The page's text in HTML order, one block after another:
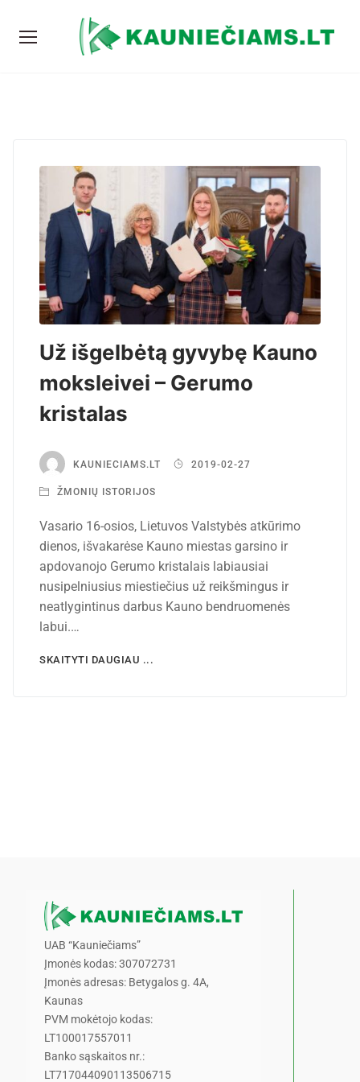
Už išgelbėtą gyvybę Kauno
moksleivei – Gerumo
kristalas
KAUNIECIAMS.LT 2019-02-27
ŽMONIŲ ISTORIJOS
Vasario 16-osios, Lietuvos Valstybės atkūrimo
dienos, išvakarėse Kauno miestas garsino ir
apdovanojo Gerumo kristalais labiausiai
nusipelniusius miestiečius už reikšmingus ir
neatlygintinus darbus Kauno bendruomenės
labui.…
SKAITYTI DAUGIAU ...
UAB “Kauniečiams”
Įmonės kodas: 307072731
Įmonės adresas: Betygalos g. 4A,
Kaunas
PVM mokėtojo kodas:
LT100017557011
Banko sąskaitos nr.:
LT717044090113506715